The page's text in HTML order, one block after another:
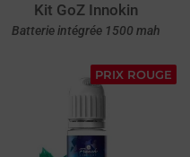
Kit GoZ Innokin
Batterie intégrée 1500 mah
PRIX ROUGE